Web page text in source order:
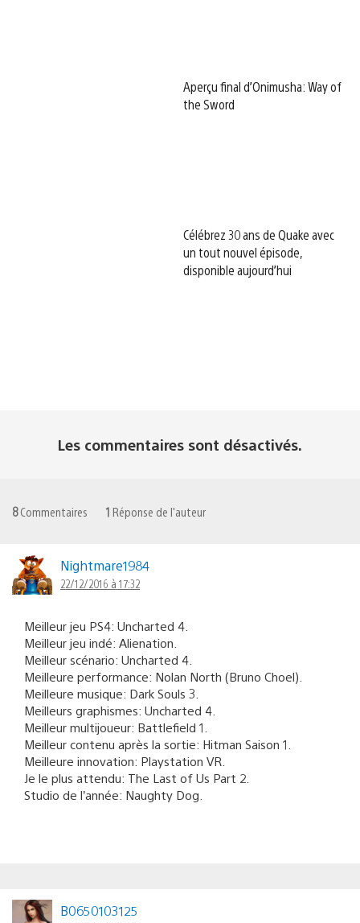
Aperçu final d’Onimusha: Way of
the Sword
Célébrez 30 ans de Quake avec
un tout nouvel épisode,
disponible aujourd’hui
Les commentaires sont désactivés.
8Commentaires 1 Réponse de l'auteur
Nightmare1984
22/12/2016 à 17:32
Meilleur jeu PS4: Uncharted 4.
Meilleur jeu indé: Alienation.
Meilleur scénario: Uncharted 4.
Meilleure performance: Nolan North (Bruno Choel).
Meilleure musique: Dark Souls 3.
Meilleurs graphismes: Uncharted 4.
Meilleur multijoueur: Battlefield 1.
Meilleur contenu après la sortie: Hitman Saison 1.
Meilleure innovation: Playstation VR.
Je le plus attendu: The Last of Us Part 2.
Studio de l’année: Naughty Dog.
B0650103125